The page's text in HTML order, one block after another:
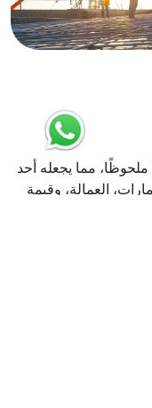
مما يجعله أحد
العمالة، وقيمة